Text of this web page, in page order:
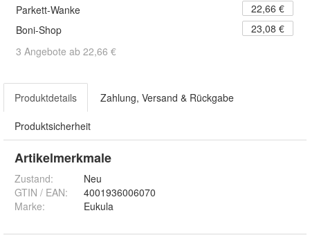
Parkett-Wanke
22,66 €
Boni-Shop
23,08 €
3 Angebote ab 22,66 €
Produktdetails Zahlung, Versand & Rückgabe
Produktsicherheit
Artikelmerkmale
Zustand:
Neu
GTIN / EAN:
4001936006070
Marke:
Eukula